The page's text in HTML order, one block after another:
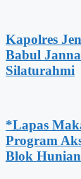
Kapolres
Babul
Silaturahmi
*Lapas
Program
Blok